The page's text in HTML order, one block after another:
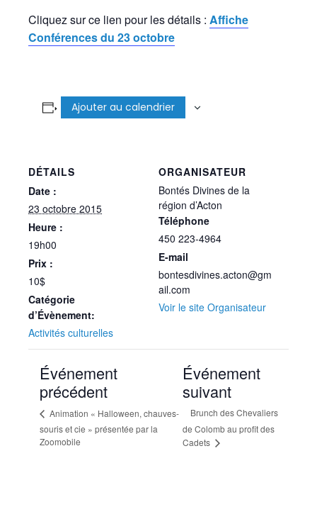
Cliquez sur ce lien pour les détails : Affiche
Conférences du 23 octobre
Ajouter au calendrier
DÉTAILS
Date :
23 octobre 2015
Heure :
19h00
Prix :
10$
Catégorie
d’Évènement:
Activités culturelles
ORGANISATEUR
Bontés Divines de la
région d’Acton
Téléphone
450 223-4964
E-mail
bontesdivines.acton@gm
ail.com
Voir le site Organisateur
Événement
précédent
Animation « Halloween, chauves-
souris et cie » présentée par la
Zoomobile
Événement
suivant
Brunch des Chevaliers
de Colomb au profit des
Cadets